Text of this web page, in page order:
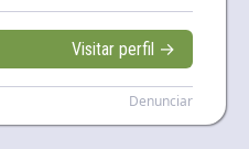
Visitar perfil →
Denunciar